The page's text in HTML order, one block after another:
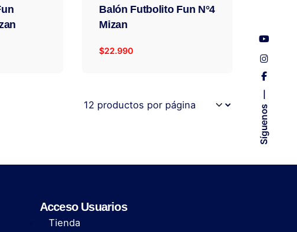
Síguenos
Balón Futbolito Fun N°4
Mizan
$22.990
Acceso Usuarios
Tienda